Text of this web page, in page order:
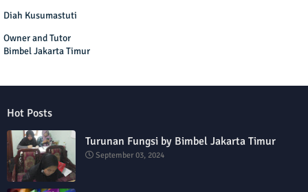
Diah Kusumastuti
Owner and Tutor
Bimbel Jakarta Timur
Hot Posts
Turunan Fungsi by Bimbel Jakarta Timur
September 03, 2024